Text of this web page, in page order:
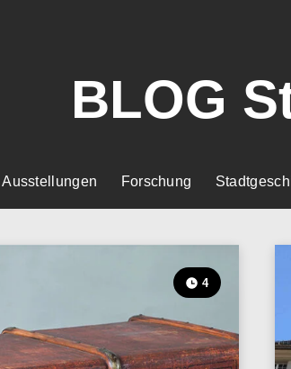
BLOG
Ausstellungen Forschung
4